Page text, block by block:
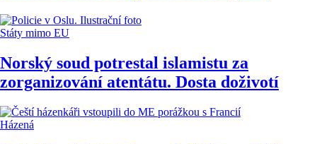
Státy mimo EU
Norský soud potrestal islamistu za
zorganizování atentátu. Dosta doživotí
Házená